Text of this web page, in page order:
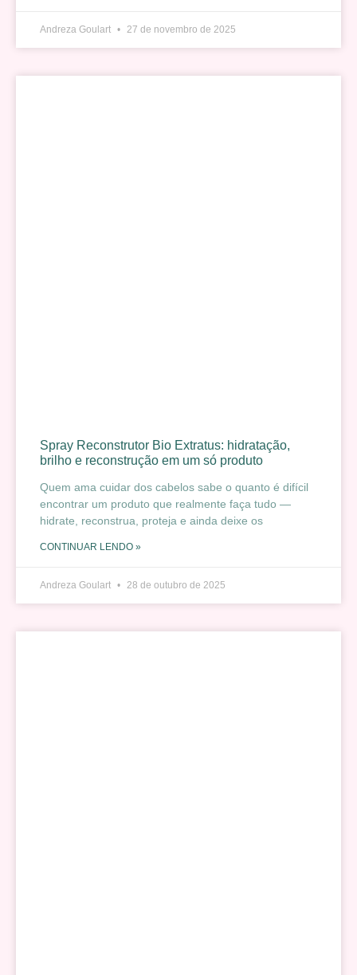
Andreza Goulart 27 de novembro de 2025
Spray Reconstrutor Bio Extratus: hidratação,
brilho e reconstrução em um só produto
Quem ama cuidar dos cabelos sabe o quanto é difícil
encontrar um produto que realmente faça tudo —
hidrate, reconstrua, proteja e ainda deixe os
CONTINUAR LENDO »
Andreza Goulart 28 de outubro de 2025